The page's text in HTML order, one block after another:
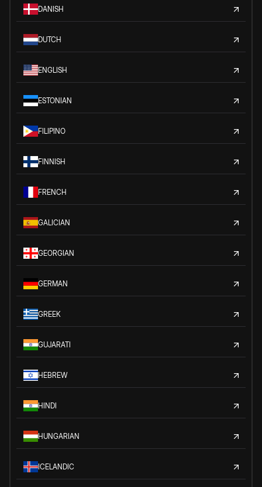
DANISH
DUTCH
ENGLISH
ESTONIAN
FILIPINO
FINNISH
FRENCH
GALICIAN
GEORGIAN
GERMAN
GREEK
GUJARATI
HEBREW
HINDI
HUNGARIAN
ICELANDIC